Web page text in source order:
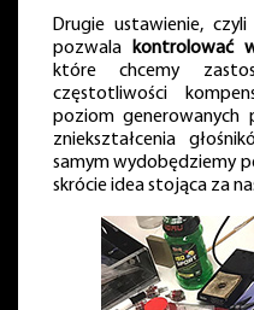
Drugie ustawienie, czyli
pozwala kontrolować
które chcemy
częstotliwości
poziom generowanych
zniekształcenia
samym wydobędziemy
skrócie idea stojąca za